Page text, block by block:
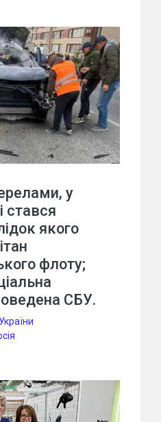
у
стався
якого
флоту;
СБУ.